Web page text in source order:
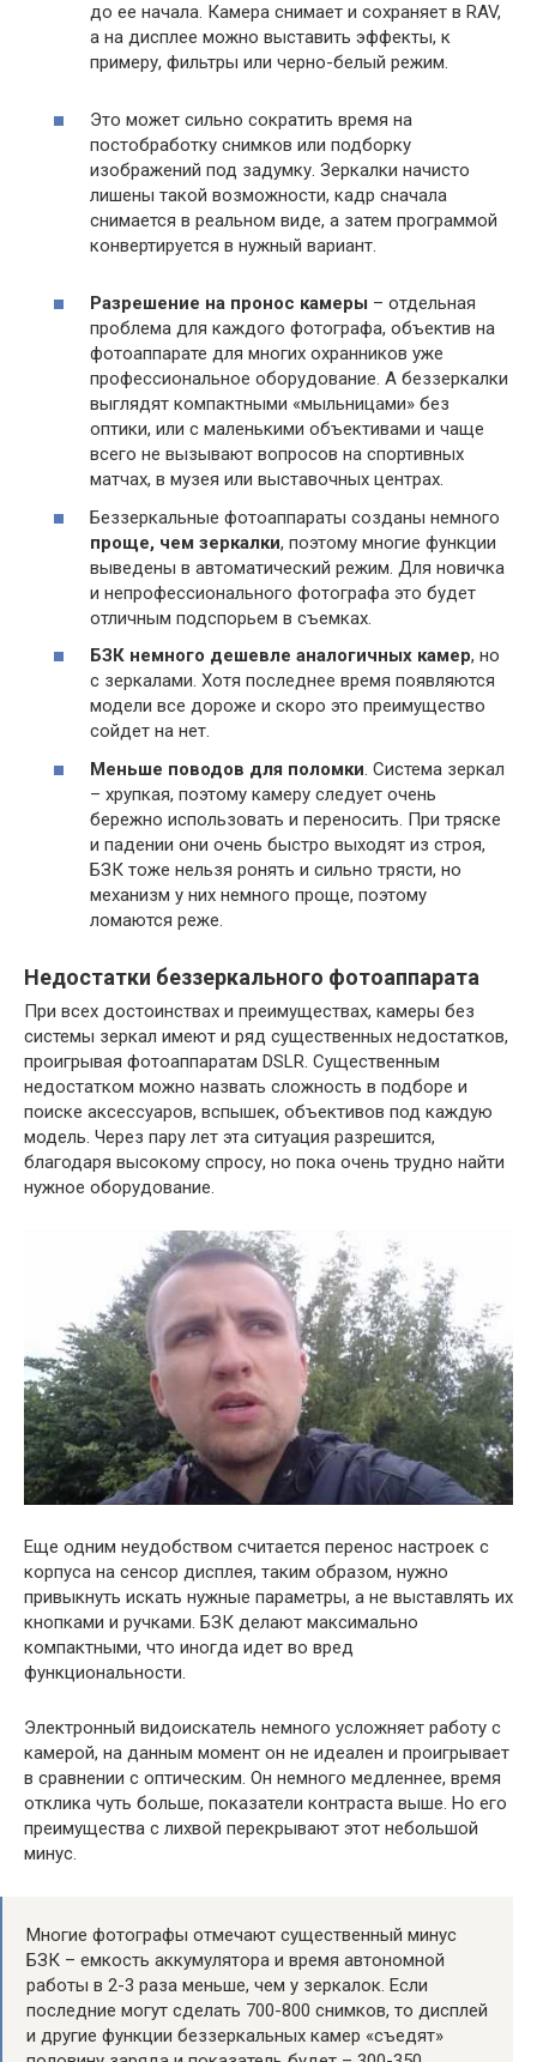
до ее начала. Камера снимает и сохраняет в RAV,
а на дисплее можно выставить эффекты, к
примеру, фильтры или черно-белый режим.
Это может сильно сократить время на
постобработку снимков или подборку
изображений под задумку. Зеркалки начисто
лишены такой возможности, кадр сначала
снимается в реальном виде, а затем программой
конвертируется в нужный вариант.
Разрешение на пронос камеры – отдельная
проблема для каждого фотографа, объектив на
фотоаппарате для многих охранников уже
профессиональное оборудование. А беззеркалки
выглядят компактными «мыльницами» без
оптики, или с маленькими объективами и чаще
всего не вызывают вопросов на спортивных
матчах, в музея или выставочных центрах.
Беззеркальные фотоаппараты созданы немного
проще, чем зеркалки, поэтому многие функции
выведены в автоматический режим. Для новичка
и непрофессионального фотографа это будет
отличным подспорьем в съемках.
БЗК немного дешевле аналогичных камер, но
с зеркалами. Хотя последнее время появляются
модели все дороже и скоро это преимущество
сойдет на нет.
Меньше поводов для поломки. Система зеркал
– хрупкая, поэтому камеру следует очень
бережно использовать и переносить. При тряске
и падении они очень быстро выходят из строя,
БЗК тоже нельзя ронять и сильно трясти, но
механизм у них немного проще, поэтому
ломаются реже.
Недостатки беззеркального фотоаппарата
При всех достоинствах и преимуществах, камеры без
системы зеркал имеют и ряд существенных недостатков,
проигрывая фотоаппаратам DSLR. Существенным
недостатком можно назвать сложность в подборе и
поиске аксессуаров, вспышек, объективов под каждую
модель. Через пару лет эта ситуация разрешится,
благодаря высокому спросу, но пока очень трудно найти
нужное оборудование.
Еще одним неудобством считается перенос настроек с
корпуса на сенсор дисплея, таким образом, нужно
привыкнуть искать нужные параметры, а не выставлять их
кнопками и ручками. БЗК делают максимально
компактными, что иногда идет во вред
функциональности.
Электронный видоискатель немного усложняет работу с
камерой, на данным момент он не идеален и проигрывает
в сравнении с оптическим. Он немного медленнее, время
отклика чуть больше, показатели контраста выше. Но его
преимущества с лихвой перекрывают этот небольшой
минус.
Многие фотографы отмечают существенный минус
БЗК – емкость аккумулятора и время автономной
работы в 2-3 раза меньше, чем у зеркалок. Если
последние могут сделать 700-800 снимков, то дисплей
и другие функции беззеркальных камер «съедят»